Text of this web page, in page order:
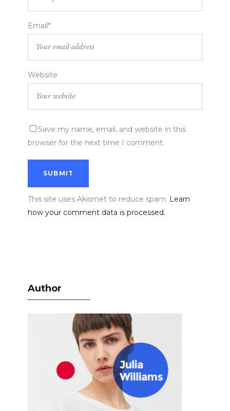
Email*
Website
Save my name, email, and website in this
browser for the next time I comment.
This site uses Akismet to reduce spam. Learn
how your comment data is processed.
Author